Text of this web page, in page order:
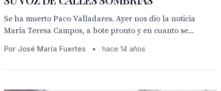
Se ha muerto Paco Valladares. Ayer nos dio la noticia
María Teresa Campos, a bote pronto y en cuanto se...
Por José María Fuertes • hace 14 años